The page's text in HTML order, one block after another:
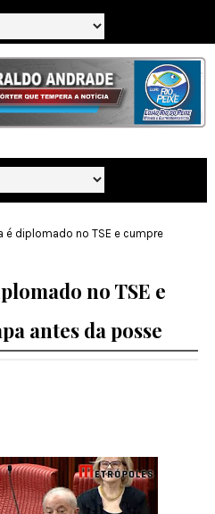
é diplomado no TSE e cumpre
no TSE e
antes da posse